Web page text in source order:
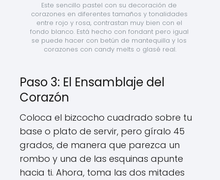
Este sencillo pastel con su decoración de
corazones en diferentes tamaños y tonalidades
entre rojo y rosa, contrastan muy bien con el
fondo blanco. Está hecho con fondant pero igual
se puede hacer con betún de mantequilla y los
corazones con candy melts o glasé real.
Paso 3: El Ensamblaje del
Corazón
Coloca el bizcocho cuadrado sobre tu
base o plato de servir, pero gíralo 45
grados, de manera que parezca un
rombo y una de las esquinas apunte
hacia ti. Ahora, toma las dos mitades